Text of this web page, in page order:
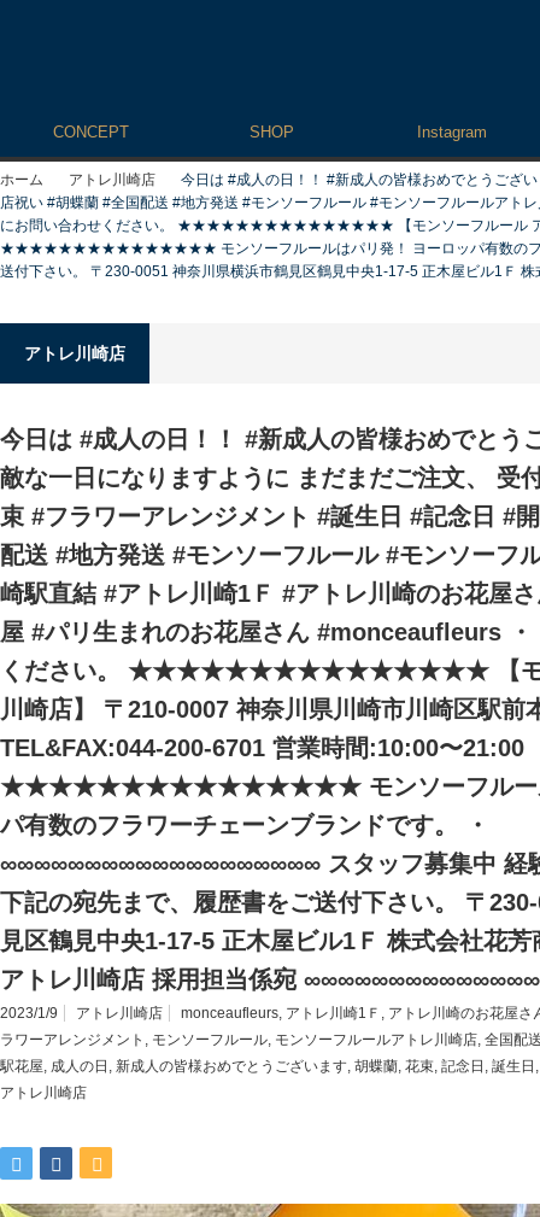
CONCEPT SHOP Instagram
ホーム アトレ川崎店
今日は #成人の日！！ #新成人の皆様おめでとうござ
店祝い #胡蝶蘭 #全国配送 #地方発送 #モンソーフルール #モンソーフルールア
にお問い合わせください。 ★★★★★★★★★★★★★★★ 【モンソーフルール アトレ
★★★★★★★★★★★★★★★ モンソーフルールはパリ発！ ヨーロッパ有数のフラ
送付下さい。 〒230-0051 神奈川県横浜市鶴見区鶴見中央1-17-5 正木屋ビル1
アトレ川崎店
今日は #成人の日！！ #新成人の皆様おめでとう
敵な一日になりますように まだまだご注文、 受
束 #フラワーアレンジメント #誕生日 #記念日 #
配送 #地方発送 #モンソーフルール #モンソーフ
崎駅直結 #アトレ川崎1Ｆ #アトレ川崎のお花屋
屋 #パリ生まれのお花屋さん #monceaufleurs ・
ください。 ★★★★★★★★★★★★★★★ 【モン
川崎店】 〒210-0007 神奈川県川崎市川崎区駅前
TEL&FAX:044-200-6701 営業時間:10:00〜21:00
★★★★★★★★★★★★★★★ モンソーフルール
パ有数のフラワーチェーンブランドです。 ・
∞∞∞∞∞∞∞∞∞∞∞∞∞∞∞∞∞∞∞ スタッフ募集中 経
下記の宛先まで、履歴書をご送付下さい。 〒
見区鶴見中央1-17-5 正木屋ビル1Ｆ 株式会社花
アトレ川崎店 採用担当係宛
2023/1/9 アトレ川崎店 monceaufleurs, アトレ川崎1Ｆ , アトレ川崎のお花屋さ
ラワーアレンジメント , モンソーフルール, モンソーフルールアトレ川崎店, 全国配
駅花屋, 成人の日 , 新成人の皆様おめでとうございます, 胡蝶蘭, 花束, 記念日 , 誕生日
アトレ川崎店